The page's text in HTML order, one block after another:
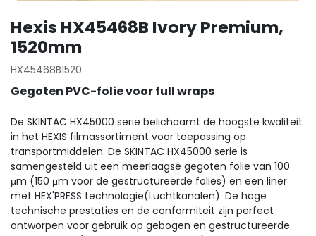
Hexis HX45468B Ivory Premium,
1520mm
HX45468B1520
Gegoten PVC-folie voor full wraps
De SKINTAC HX45000 serie belichaamt de hoogste kwaliteit
in het HEXIS filmassortiment voor toepassing op
transportmiddelen. De SKINTAC HX45000 serie is
samengesteld uit een meerlaagse gegoten folie van 100
μm (150 μm voor de gestructureerde folies) en een liner
met HEX'PRESS technologie(Luchtkanalen). De hoge
technische prestaties en de conformiteit zijn perfect
ontworpen voor gebruik op gebogen en gestructureerde